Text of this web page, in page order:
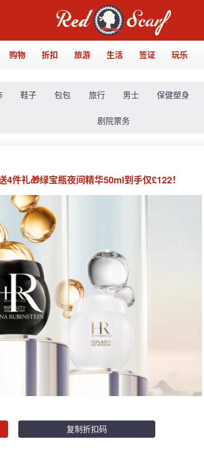
购物 折扣 旅游 生活 签证 玩乐
鞋子 包包 旅行 男士 保健塑身
剧院票务
件礼🎁绿宝瓶夜间精华50ml到手仅£122！
复制折扣码